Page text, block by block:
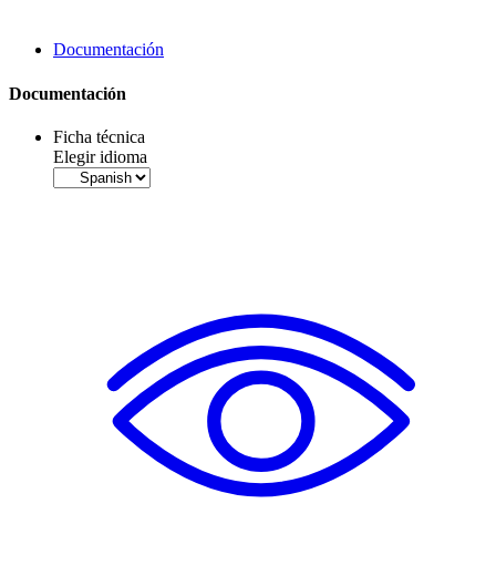
Documentación
Documentación
Ficha técnica
Elegir idioma